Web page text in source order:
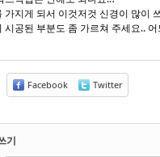
가지게 되서 이것저것 신경이 많이
시공된 부분도 좀 가르쳐 주세요..
Facebook Twitter
기
스케
스케